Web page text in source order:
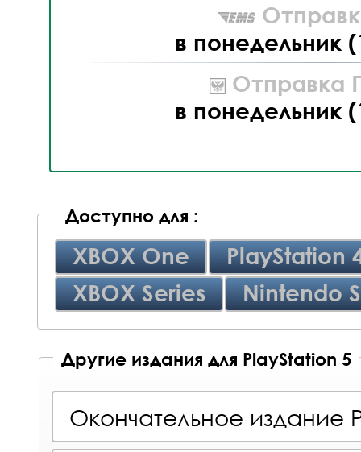
в понедельник
Отправка
в понедельник
Доступно для :
XBOX One
PlayStation
XBOX Series
Nintendo
Другие издания для PlayStation 5
Окончательное издание